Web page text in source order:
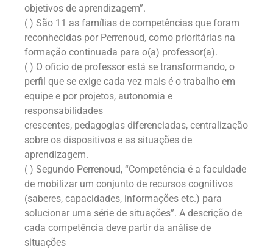
objetivos de aprendizagem”.
( ) São 11 as famílias de competências que foram
reconhecidas por Perrenoud, como prioritárias na
formação continuada para o(a) professor(a).
( ) O oficio de professor está se transformando, o
perfil que se exige cada vez mais é o trabalho em
equipe e por projetos, autonomia e
responsabilidades
crescentes, pedagogias diferenciadas, centralização
sobre os dispositivos e as situações de
aprendizagem.
( ) Segundo Perrenoud, “Competência é a faculdade
de mobilizar um conjunto de recursos cognitivos
(saberes, capacidades, informações etc.) para
solucionar uma série de situações”. A descrição de
cada competência deve partir da análise de
situações